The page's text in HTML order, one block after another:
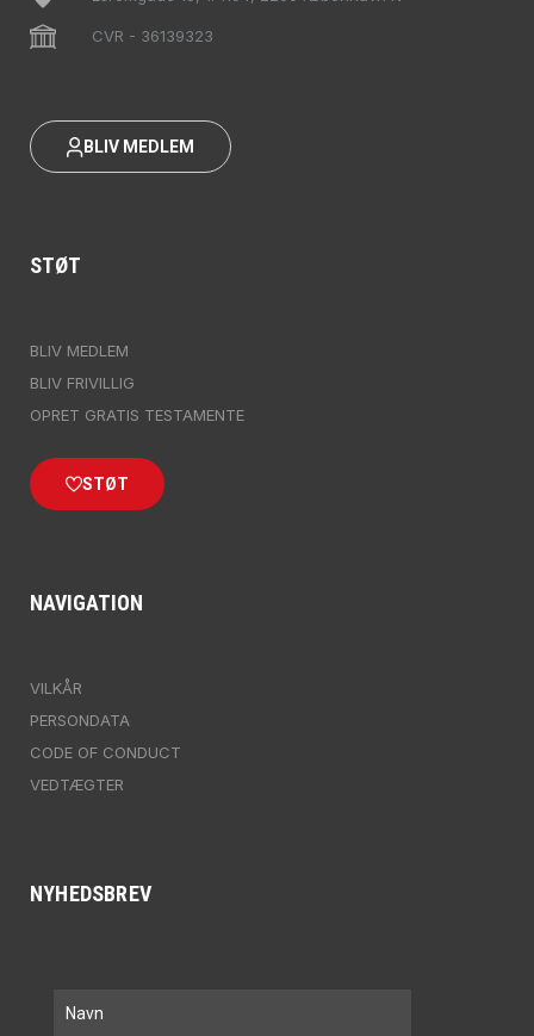
CVR - 36139323
BLIV MEDLEM
STØT
BLIV MEDLEM
BLIV FRIVILLIG
OPRET GRATIS TESTAMENTE
STØT
NAVIGATION
VILKÅR
PERSONDATA
CODE OF CONDUCT
VEDTÆGTER
NYHEDSBREV